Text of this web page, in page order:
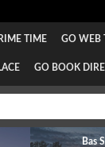
TIME GO WEB
GO BOOK
Bas